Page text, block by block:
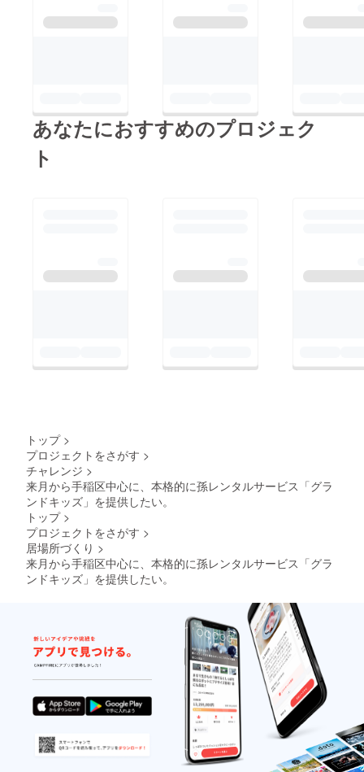
あなたにおすすめのプロジェク
ト
トップ >
プロジェクトをさがす >
チャレンジ >
来月から手稲区中心に、本格的に孫レンタルサービス「グラ
ンドキッズ」を提供したい。
トップ >
プロジェクトをさがす >
居場所づくり >
来月から手稲区中心に、本格的に孫レンタルサービス「グラ
ンドキッズ」を提供したい。